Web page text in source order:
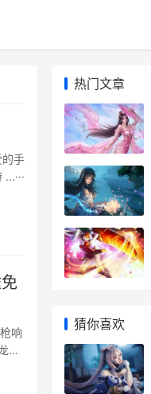
手
响
】
热门文章
猜你喜欢